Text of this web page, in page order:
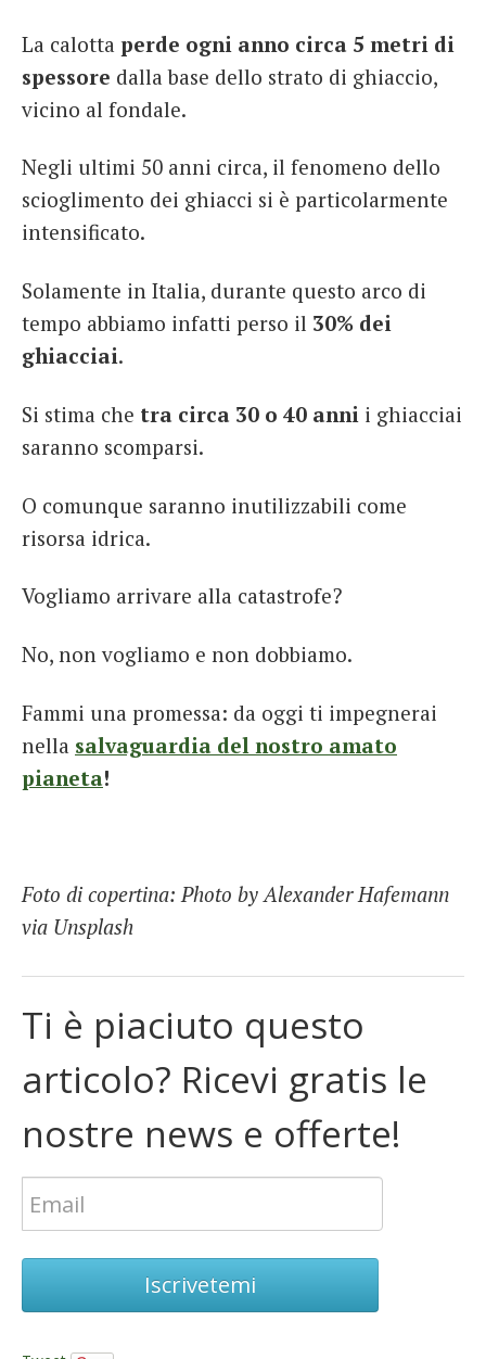
La calotta perde ogni anno circa 5 metri di
spessore dalla base dello strato di ghiaccio,
vicino al fondale.
Negli ultimi 50 anni circa, il fenomeno dello
scioglimento dei ghiacci si è particolarmente
intensificato.
Solamente in Italia, durante questo arco di
tempo abbiamo infatti perso il 30% dei
ghiacciai.
Si stima che tra circa 30 o 40 anni i ghiacciai
saranno scomparsi.
O comunque saranno inutilizzabili come
risorsa idrica.
Vogliamo arrivare alla catastrofe?
No, non vogliamo e non dobbiamo.
Fammi una promessa: da oggi ti impegnerai
nella salvaguardia del nostro amato
pianeta!
Foto di copertina: Photo by Alexander Hafemann
via Unsplash
Ti è piaciuto questo
articolo? Ricevi gratis le
nostre news e offerte!
Iscrivetemi